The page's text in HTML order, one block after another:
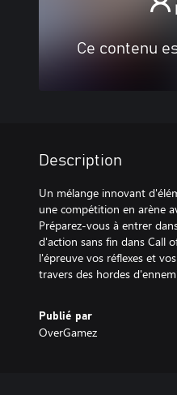
Ce contenu
Description
Un mélange innovant
une compétition en arène
Préparez-vous à entrer
d'action sans fin dans Call
l'épreuve vos réflexes et
travers des hordes
Publié par
OverGamez